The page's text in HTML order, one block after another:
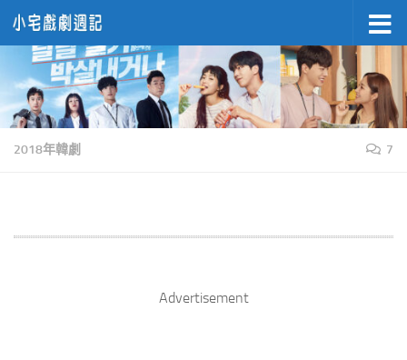
Skip to content
2018年韓劇 7
Advertisement